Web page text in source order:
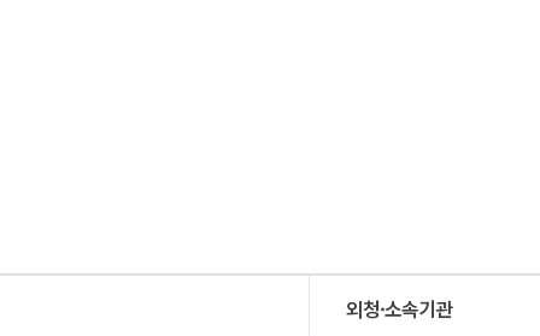
외청·소속기관